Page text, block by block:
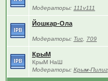
Модераторы: 111v111
Йошкар-Ола
Модераторы: Tuc, 709
КрыМ
КрыМ НаШ
Модераторы: Крым-